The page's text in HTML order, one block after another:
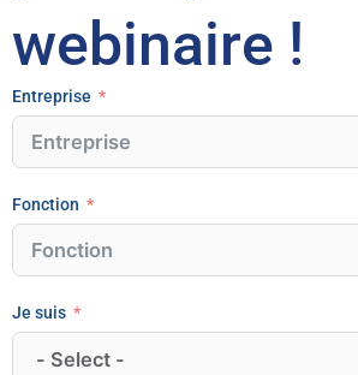
webinaire !
Entreprise
Fonction
Je suis